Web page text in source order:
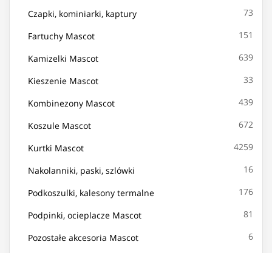
Czapki, kominiarki, kaptury 73
Fartuchy Mascot 151
Kamizelki Mascot 639
Kieszenie Mascot 33
Kombinezony Mascot 439
Koszule Mascot 672
Kurtki Mascot 4259
Nakolanniki, paski, szlówki 16
Podkoszulki, kalesony termalne 176
Podpinki, ocieplacze Mascot 81
Pozostałe akcesoria Mascot 6